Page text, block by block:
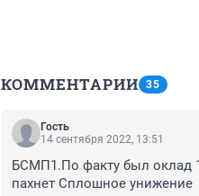
КОММЕНТАРИИ 35
Гость
14 сентября 2022, 13:51
БСМП1.По факту был оклад
пахнет Сплошное унижение